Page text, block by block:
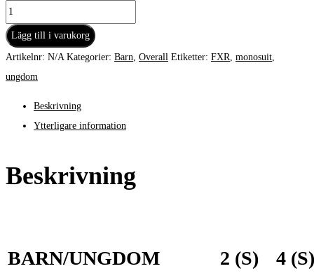
Lägg till i varukorg
Artikelnr: N/A Kategorier: Barn, Overall Etiketter: FXR, monosuit,
ungdom
Beskrivning
Ytterligare information
Beskrivning
BARN/UNGDOM 2 (S) 4 (S)